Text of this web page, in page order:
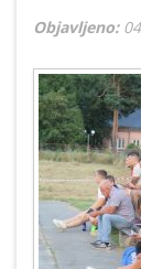
Objavljeno: